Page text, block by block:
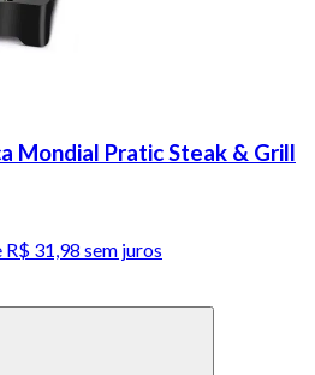
Mondial Pratic Steak & Grill
R$ 31,98 sem juros